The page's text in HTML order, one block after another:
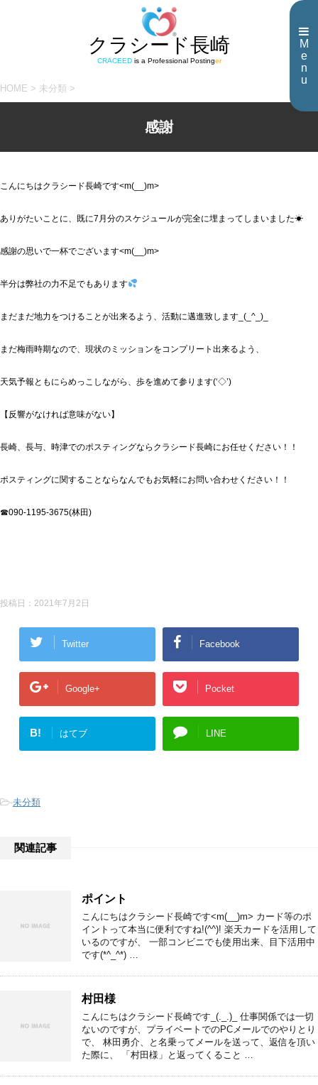
M
e
n
u
クラシード長崎
CRACEEDis a Professional Postinger
HOME > 未分類 >
感謝
こんにちはクラシード長崎です<m(__)m>
ありがたいことに、既に7月分のスケジュールが完全に埋まってしまいました☀
感謝の思いで一杯でございます<m(__)m>
半分は弊社の力不足でもあります
まだまだ地力をつけることが出来るよう、活動に邁進致します_(_^_)_
まだ梅雨時期なので、現状のミッションをコンプリート出来るよう、
天気予報ともにらめっこしながら、歩を進めて参ります(‘◇’)ゞ
【反響がなければ意味がない】
長崎、長与、時津でのポスティングならクラシード長崎にお任せください！！
ポスティングに関することならなんでもお気軽にお問い合わせください！！
☎090-1195-3675(林田)
投稿日： 2021年7月2日
Twitter Facebook
Google+ Pocket
B! はてブ LINE
-未分類
関連記事
ポイント
こんにちはクラシード長崎です<m(__)m> カード等のポ
イントって本当に便利ですね!(^^)! 楽天カードを活用して
いるのですが、 一部コンビニでも使用出来、目下活用中
です(*^_^*) …
村田様
こんにちはクラシード長崎です_(._.)_ 仕事関係では一切
ないのですが、プライベートでのPCメールでのやりとり
で、 林田勇介、と名乗ってメールを送って、返信を頂い
た際に、 「村田様」と返ってくること …